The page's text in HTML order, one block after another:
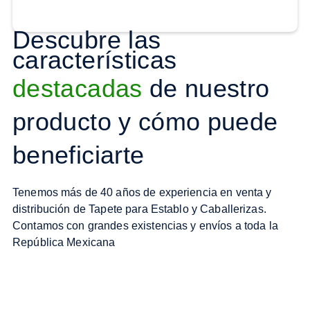
Descubre las
características
destacadas de nuestro
producto y cómo puede
beneficiarte
Tenemos más de 40 años de experiencia en venta y
distribución de Tapete para Establo y Caballerizas.
Contamos con grandes existencias y envíos a toda la
República Mexicana